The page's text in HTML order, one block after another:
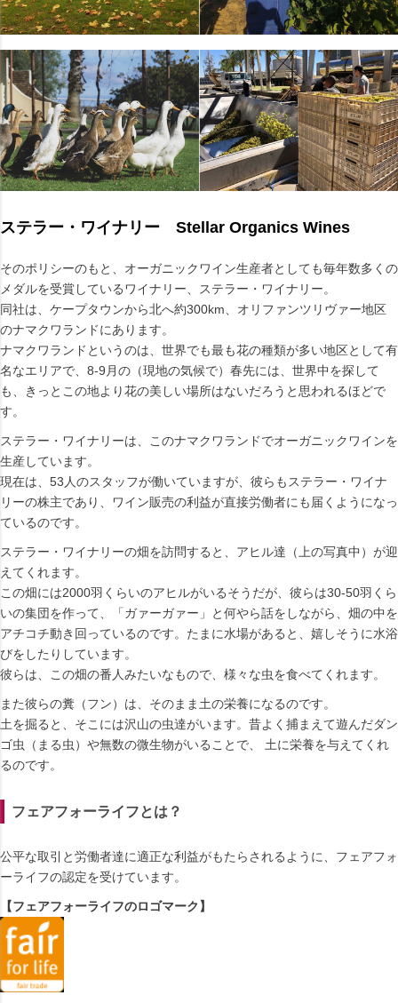
ステラー・ワイナリー Stellar Organics Wines
そのポリシーのもと、オーガニックワイン生産者としても毎年数多くの
メダルを受賞しているワイナリー、ステラー・ワイナリー。
同社は、ケープタウンから北へ約300km、オリファンツリヴァー地区
のナマクワランドにあります。
ナマクワランドというのは、世界でも最も花の種類が多い地区として有
名なエリアで、8-9月の（現地の気候で）春先には、世界中を探して
も、きっとこの地より花の美しい場所はないだろうと思われるほどで
す。
ステラー・ワイナリーは、このナマクワランドでオーガニックワインを
生産しています。
現在は、53人のスタッフが働いていますが、彼らもステラー・ワイナ
リーの株主であり、ワイン販売の利益が直接労働者にも届くようになっ
ているのです。
ステラー・ワイナリーの畑を訪問すると、アヒル達（上の写真中）が迎
えてくれます。
この畑には2000羽くらいのアヒルがいるそうだが、彼らは30-50羽くら
いの集団を作って、「ガァーガァー」と何やら話をしながら、畑の中を
アチコチ動き回っているのです。たまに水場があると、嬉しそうに水浴
びをしたりしています。
彼らは、この畑の番人みたいなもので、様々な虫を食べてくれます。
また彼らの糞（フン）は、そのまま土の栄養になるのです。
土を掘ると、そこには沢山の虫達がいます。昔よく捕まえて遊んだダン
ゴ虫（まる虫）や無数の微生物がいることで、 土に栄養を与えてくれ
るのです。
フェアフォーライフとは？
公平な取引と労働者達に適正な利益がもたらされるように、フェアフォ
ーライフの認定を受けています。
【フェアフォーライフのロゴマーク】